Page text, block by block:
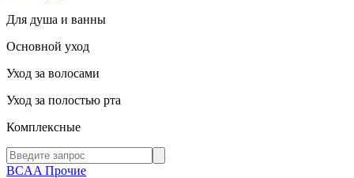
Для душа и ванны
Основной уход
Уход за волосами
Уход за полостью рта
Комплексные
BCAA Прочие